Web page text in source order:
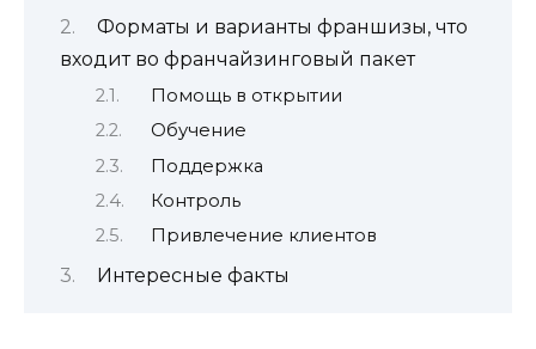
Форматы и варианты франшизы, что
входит во франчайзинговый пакет
Помощь в открытии
Обучение
Поддержка
Контроль
Привлечение клиентов
Интересные факты